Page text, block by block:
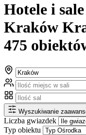
Hotele i
Kraków
475
Wyszukiwanie
Liczba gwiazdek
Typ obiektu